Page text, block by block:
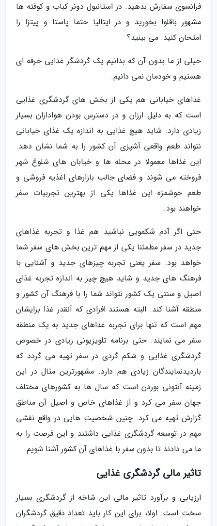
فرانسوی سفارش بدهید. در استانبول دونر کباب و کوفته ها
مشهور باقلوا بخورید و در ایتالیا حتما پاستا و پیتزا را
امتحان کنید. می بینید؟
خیلی از ما بدون آن که بدانیم یک گردشگر غذایی حرفه ای
هستیم و خودمان نمی دانیم.
غذاهای خیابانی هم یکی از بخش های گردشگری غذایی
است که به دلیل ارزان و در دسترس بودن هواداران بسیار
زیادی دارد. شاید هیچ غذایی به اندازه یک غذای خیابانی
نتواند طعم واقعی آشپزی آن کشور را به شما نشان دهد.
این غذاها معمولا در محله ها و خیابان های شلوغ شهر
فروخته می شوند و فضای جالب بازارهای اغذیه فروشی و
طعم خوشمزه این غذاها یکی از بهترین تجربیات سفر
خواهند بود.
حتی اگر آدم شکمویی نباشید هم غذا و تجربه غذاهای
جدید در سفر مطمئنا یکی از مهم ترین بخش های سفر شما
خواهد بود. سفر یعنی تجربه چیزهای جدید و آشنایی با
فرهنگ های جدید و شاید هیچ چیز به اندازه تجربه غذای
اصیل و سنتی یک کشور نتواند شما را با فرهنگ آن کشور و
منطقه آشنا کند. البته هستند افرادی که آنقدر غذا برایشان
مهم است که تنها برای تجربه غذاهای جدید به یک منطقه
سفر می نمایند. حتی برنامه تلویزیونی زیادی در خصوص
گردشگری غذایی و شکم گردی در سفر تهیه می گردد که
بازدیدنمایندگان زیادی هم دارد. مشهورترین مثال در این
زمینه آنتونی بوردن است که سال ها به کشورهای مختلف
جهان سفر می کرد و از غذاهای خاص و اصیل آن مناطق
گزارش تهیه می کرد. چنین شخصیت هایی در واقع نقشی
مهم در توسعه گردشگری غذایی داشتند و این فرصت را به
ما می دادند تا بدون سفر با غذاهای آن کشور آشنا شویم.
تاثیر مالی گردشگری غذایی
ارزیابی و برآورد تاثیر مالی این شاخه از گردشگری بسیار
سخت است. اولا، برای این کار باید تعداد دقیق گردشگران